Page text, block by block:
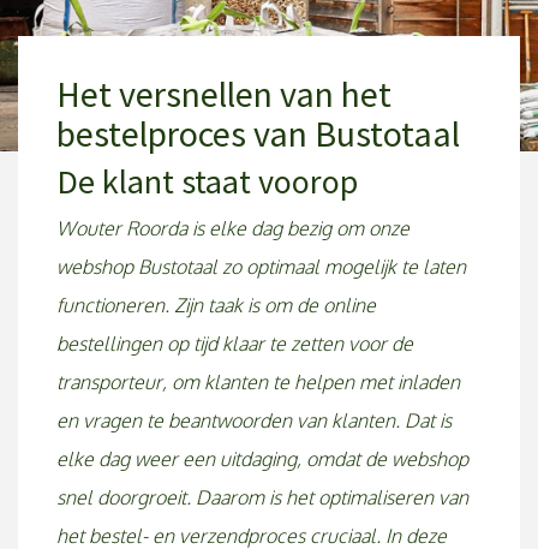
Het versnellen van het
bestelproces van Bustotaal
23 april 2021
ByJustin Bus
De klant staat voorop
Wouter Roorda is elke dag bezig om onze
webshop Bustotaal zo optimaal mogelijk te laten
functioneren. Zijn taak is om de online
bestellingen op tijd klaar te zetten voor de
transporteur, om klanten te helpen met inladen
en vragen te beantwoorden van klanten. Dat is
elke dag weer een uitdaging, omdat de webshop
snel doorgroeit. Daarom is het optimaliseren van
het bestel- en verzendproces cruciaal. In deze